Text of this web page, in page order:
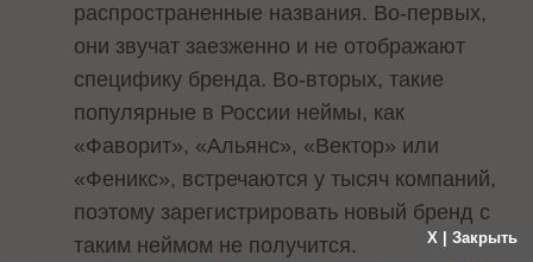
распространенные названия. Во-первых,
они звучат заезженно и не отображают
специфику бренда. Во-вторых, такие
популярные в России неймы, как
«Фаворит», «Альянс», «Вектор» или
«Феникс», встречаются у тысяч компаний,
поэтому зарегистрировать новый бренд с
таким неймом не получится.
X | Закрыть